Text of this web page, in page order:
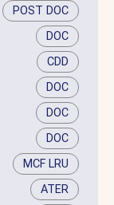
POST DOC
DOC
CDD
DOC
DOC
DOC
MCF LRU
ATER